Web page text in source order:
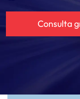
Consulta